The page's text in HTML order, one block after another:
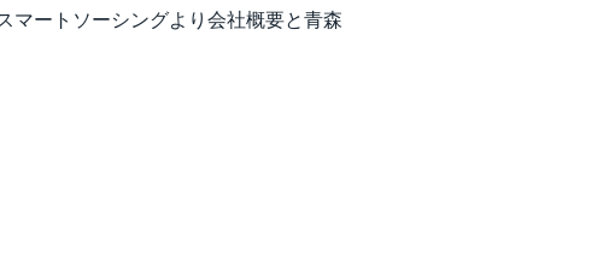
マートソーシングより会社概要と青森